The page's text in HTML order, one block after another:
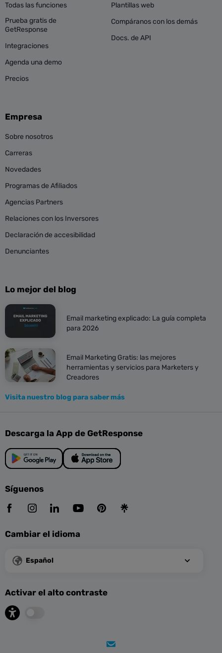
Todas las funciones
Prueba gratis de
GetResponse
Integraciones
Agenda una demo
Precios
Plantillas web
Compáranos con los demás
Docs. de API
Empresa
Sobre nosotros
Carreras
Novedades
Programas de Afiliados
Agencias Partners
Relaciones con los Inversores
Declaración de accesibilidad
Denunciantes
Lo mejor del blog
Email marketing explicado: La guía completa
para 2026
Email Marketing Gratis: las mejores
herramientas y servicios para Marketers y
Creadores
Visita nuestro blog para saber más
Descarga la App de GetResponse
Síguenos
Cambiar el idioma
Español
Activar el alto contraste